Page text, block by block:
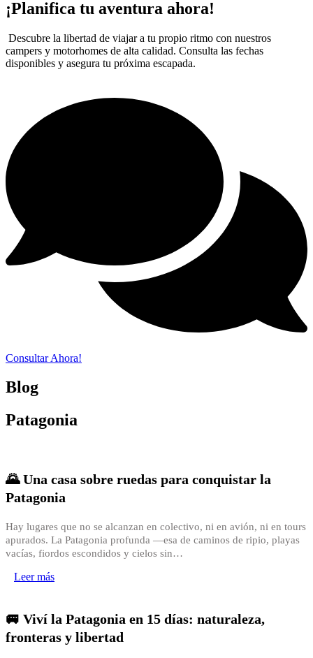
¡Planifica tu aventura ahora!
Descubre la libertad de viajar a tu propio ritmo con nuestros
campers y motorhomes de alta calidad. Consulta las fechas
disponibles y asegura tu próxima escapada.
Consultar Ahora!
Blog
Patagonia
🌄 Una casa sobre ruedas para conquistar la
Patagonia
Hay lugares que no se alcanzan en colectivo, ni en avión, ni en tours
apurados. La Patagonia profunda —esa de caminos de ripio, playas
vacías, fiordos escondidos y cielos sin…
Leer más
🚐 Viví la Patagonia en 15 días: naturaleza,
fronteras y libertad